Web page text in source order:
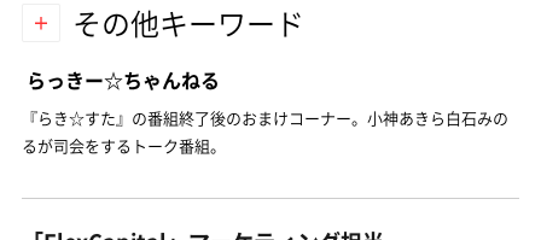
その他キーワード
らっきー☆ちゃんねる
『らき☆すた』の番組終了後のおまけコーナー。小神あきら白石みの
るが司会をするトーク番組。